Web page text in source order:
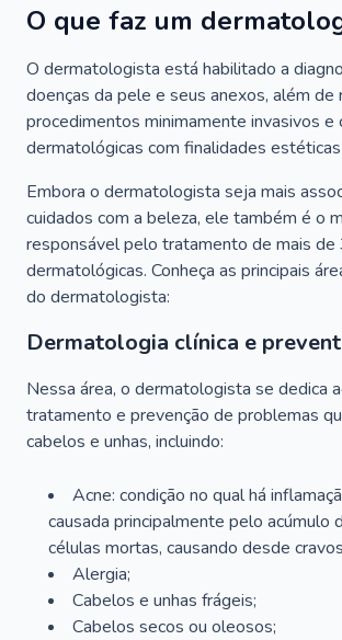
O que faz um
O dermatologista está habilitado a
doenças da pele e seus anexos, além de
procedimentos minimamente invasivos e
dermatológicas com finalidades
Embora o dermatologista seja mais
cuidados com a beleza, ele também é o
responsável pelo tratamento de mais de
dermatológicas. Conheça as principais
do dermatologista:
Dermatologia clínica e
Nessa área, o dermatologista se dedica
tratamento e prevenção de problemas
cabelos e unhas, incluindo:
Acne: condição no qual há
causada principalmente pelo acúmulo
células mortas, causando desde
Alergia;
Cabelos e unhas frágeis;
Cabelos secos ou oleosos;